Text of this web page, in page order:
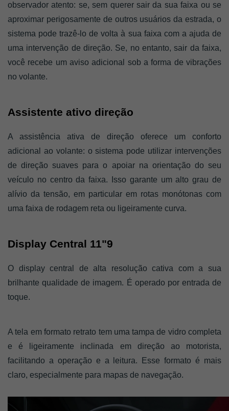
observador atento: se, sem querer sair da sua faixa ou se
aproximar perigosamente de outros usuários da estrada, o
sistema pode trazê-lo de volta à sua faixa com a ajuda de
uma intervenção de direção. Se, no entanto, sair da faixa,
você recebe um aviso adicional sob a forma de vibrações
no volante.
Assistente ativo direção
A assistência ativa de direção oferece um conforto
adicional ao volante: o sistema pode utilizar intervenções
de direção suaves para o apoiar na orientação do seu
veículo no centro da faixa. Isso garante um alto grau de
alívio da tensão, em particular em rotas monótonas com
uma faixa de rodagem reta ou ligeiramente curva.
Display Central 11"9
O display central de alta resolução cativa com a sua
brilhante qualidade de imagem. É operado por entrada de
toque.
A tela em formato retrato tem uma tampa de vidro completa
e é ligeiramente inclinada em direção ao motorista,
facilitando a operação e a leitura. Esse formato é mais
claro, especialmente para mapas de navegação.